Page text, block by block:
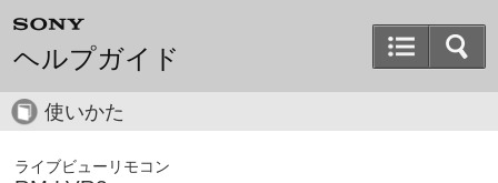
ヘルプガイド
使いかた
ライブビューリモコン